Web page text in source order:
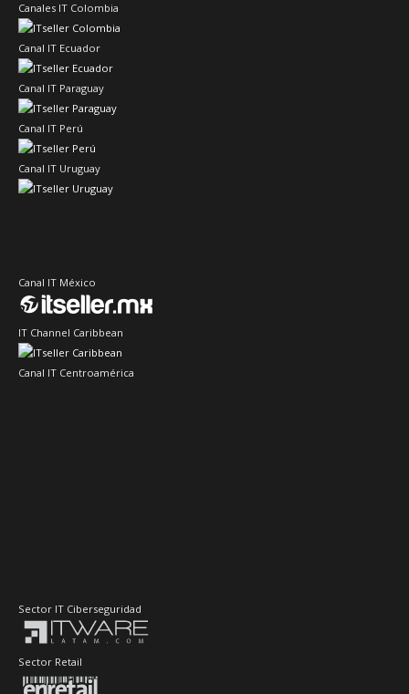
Canales IT Colombia
Canal IT Ecuador
Canal IT Paraguay
Canal IT Perú
Canal IT Uruguay
Canal IT México
IT Channel Caribbean
Canal IT Centroamérica
Sector IT Ciberseguridad
Sector Retail